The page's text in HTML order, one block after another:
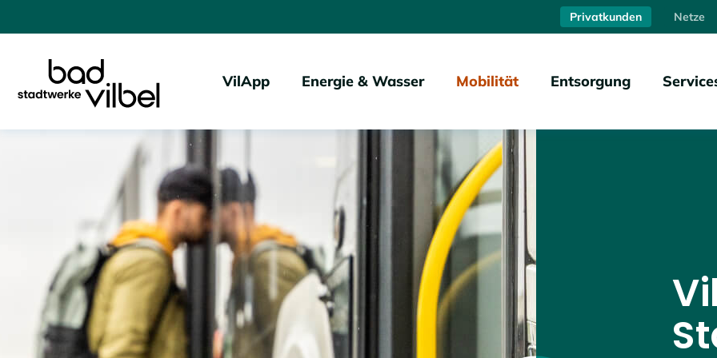
Privatkunden Netze
VilApp Energie & Wasser Mobilität Entsorgung